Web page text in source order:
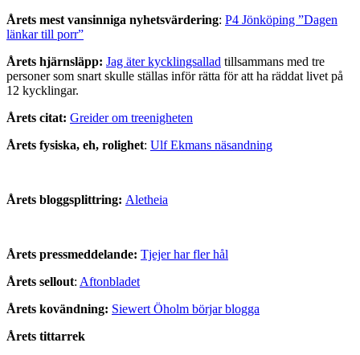
Årets mest vansinniga nyhetsvärdering: P4 Jönköping ”Dagen
länkar till porr”
Årets hjärnsläpp: Jag äter kycklingsallad tillsammans med tre
personer som snart skulle ställas inför rätta för att ha räddat livet på
12 kycklingar.
Årets citat: Greider om treenigheten
Årets fysiska, eh, rolighet: Ulf Ekmans näsandning
Årets bloggsplittring: Aletheia
Årets pressmeddelande: Tjejer har fler hål
Årets sellout: Aftonbladet
Årets kovändning: Siewert Öholm börjar blogga
Årets tittarrek